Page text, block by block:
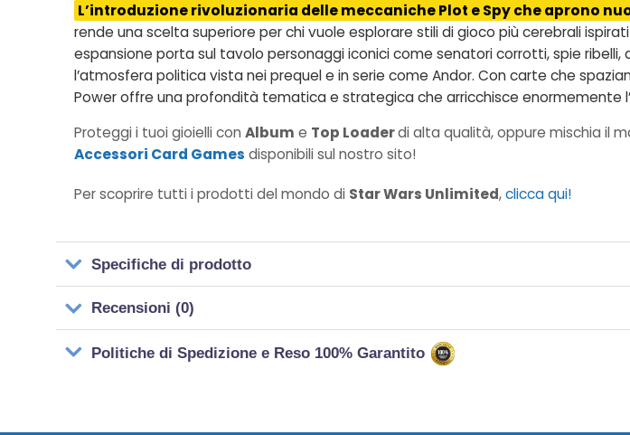
L’introduzione rivoluzionaria delle meccaniche Plot e Spy che aprono
rende una scelta superiore per chi vuole esplorare stili di gioco più cerebrali
espansione porta sul tavolo personaggi iconici come senatori corrotti, spie
l’atmosfera politica vista nei prequel e in serie come Andor. Con carte che
Power offre una profondità tematica e strategica che arricchisce enormemente
Proteggi i tuoi gioielli con Album e Top Loaderdi alta qualità, oppure mischia il
Accessori Card Games disponibili sul nostro sito!
Per scoprire tutti i prodotti del mondo di Star Wars Unlimited,clicca qui!
Specifiche di prodotto
Recensioni (0)
Politiche di Spedizione e Reso 100% Garantito